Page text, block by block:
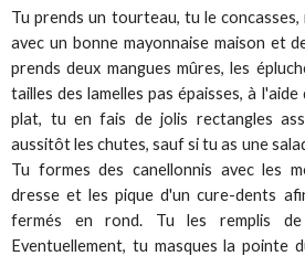
Tu prends un tourteau, tu le
avec un bonne mayonnaise maison et
prends deux mangues mûres, les
tailles des lamelles pas épaisses, à
plat, tu en fais de jolis rectangles
aussitôt les chutes, sauf si tu as une
Tu formes des canellonnis avec les
dresse et les pique d'un cure-dents
fermés en rond. Tu les remplis
Eventuellement, tu masques la pointe